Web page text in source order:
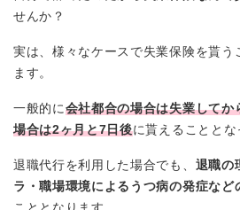
せんか？
実は、様々なケースで失業保険を貰う
ます。
一般的に 会社都合の場合は失業してか
場合は2ヶ月と7日後に貰えることとな
退職代行を利用した場合でも、 退職の
ラ・職場環境によるうつ病の発症など